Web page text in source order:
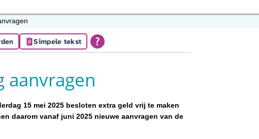
Simpele tekst
aanvragen
15 mei 2025 besloten extra geld vrij te maken
daarom vanaf juni 2025 nieuwe aanvragen van de